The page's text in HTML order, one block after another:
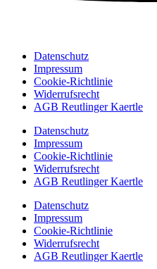
Datenschutz
Impressum
Cookie-Richtlinie
Widerrufsrecht
AGB Reutlinger Kaertle
Datenschutz
Impressum
Cookie-Richtlinie
Widerrufsrecht
AGB Reutlinger Kaertle
Datenschutz
Impressum
Cookie-Richtlinie
Widerrufsrecht
AGB Reutlinger Kaertle